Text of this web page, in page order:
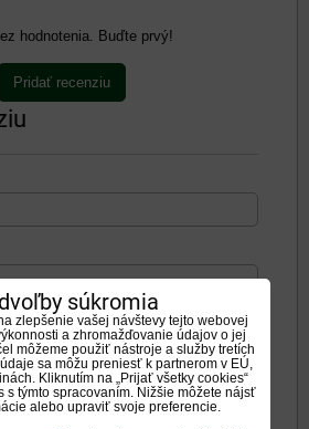
hodnotenia. Buďte prvý!
Pridať recenziu
súkromia
zlepšenie vašej návštevy tejto webovej
a zhromažďovanie údajov o jej
môžeme použiť nástroje a služby tretích
sa môžu preniesť k partnerom v EÚ,
Kliknutím na „Prijať všetky cookies“
s týmto spracovaním. Nižšie môžete nájsť
alebo upraviť svoje preferencie.